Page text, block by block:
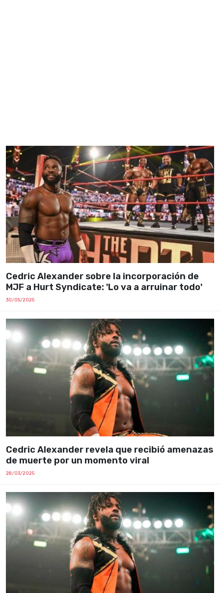
Cedric Alexander sobre la incorporación de
MJF a Hurt Syndicate: 'Lo va a arruinar todo'
30/05/2025
Cedric Alexander revela que recibió amenazas
de muerte por un momento viral
28/03/2025